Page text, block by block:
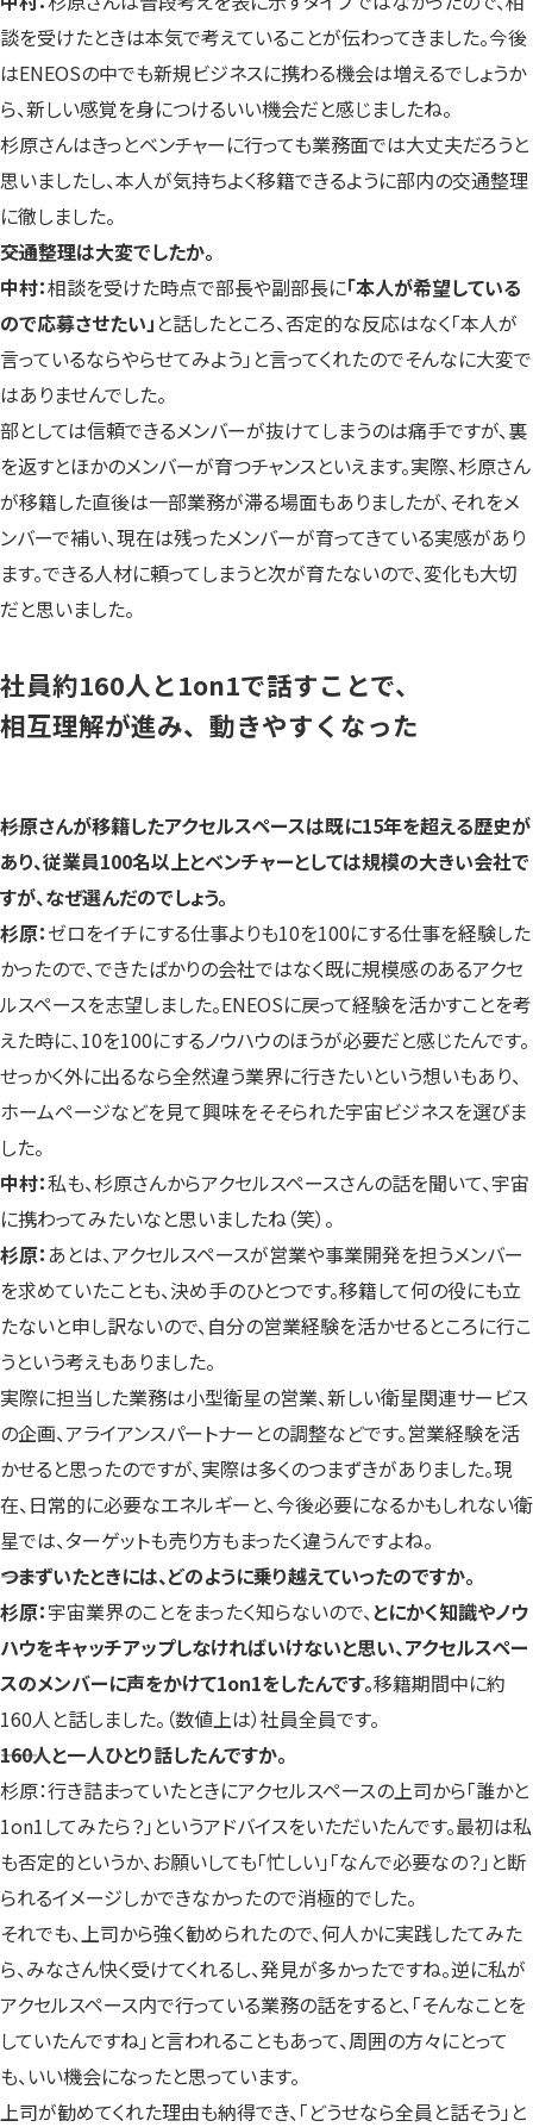
談を受けたときは本気で考えていることが伝わってきました。今後
はENEOSの中でも新規ビジネスに携わる機会は増えるでしょうか
ら、新しい感覚を身につけるいい機会だと感じましたね。
杉原さんはきっとベンチャーに行っても業務面では大丈夫だろうと
思いましたし、本人が気持ちよく移籍できるように部内の交通整理
に徹しました。
――交通整理は大変でしたか。
中村：相談を受けた時点で部長や副部長に「本人が希望している
ので応募させたい」 と話したところ、否定的な反応はなく「本人が
言っているならやらせてみよう」と言ってくれたのでそんなに大変で
はありませんでした。
部としては信頼できるメンバーが抜けてしまうのは痛手ですが、裏
を返すとほかのメンバーが育つチャンスといえます。実際、杉原さん
が移籍した直後は一部業務が滞る場面もありましたが、それをメ
ンバーで補い、現在は残ったメンバーが育ってきている実感があり
ます。できる人材に頼ってしまうと次が育たないので、変化も大切
だと思いました。
社員約160人と1on1で話すことで、
相互理解が進み、動きやすくなった
――杉原さんが移籍したアクセルスペースは既に15年を超える歴史が
あり、従業員100名以上とベンチャーとしては規模の大きい会社で
すが、なぜ選んだのでしょう。
杉原：ゼロをイチにする仕事よりも10を100にする仕事を経験した
かったので、できたばかりの会社ではなく既に規模感のあるアクセ
ルスペースを志望しました。ENEOSに戻って経験を活かすことを考
えた時に、10を100にするノウハウのほうが必要だと感じたんです。
せっかく外に出るなら全然違う業界に行きたいという想いもあり、
ホームページなどを見て興味をそそられた宇宙ビジネスを選びま
した。
中村：私も、杉原さんからアクセルスペースさんの話を聞いて、宇宙
に携わってみたいなと思いましたね（笑）。
杉原： あとは、アクセルスペースが営業や事業開発を担うメンバー
を求めていたことも、決め手のひとつです。移籍して何の役にも立
たないと申し訳ないので、自分の営業経験を活かせるところに行こ
うという考えもありました。
実際に担当した業務は小型衛星の営業、新しい衛星関連サービス
の企画、アライアンスパートナーとの調整などです。営業経験を活
かせると思ったのですが、実際は多くのつまずきがありました。現
在、日常的に必要なエネルギーと、今後必要になるかもしれない衛
星では、ターゲットも売り方もまったく違うんですよね。
――つまずいたときには、どのように乗り越えていったのですか。
杉原：宇宙業界のことをまったく知らないので、 とにかく知識やノウ
ハウをキャッチアップしなければいけないと思い、アクセルスペー
スのメンバーに声をかけて1on1をしたんです。移籍期間中に約
160人と話しました。（数値上は）社員全員です。
――160人と一人ひとり話したんですか。
杉原：行き詰まっていたときにアクセルスペースの上司から「誰かと
1on1してみたら？」というアドバイスをいただいたんです。最初は私
も否定的というか、お願いしても「忙しい」「なんで必要なの？」と断
られるイメージしかできなかったので消極的でした。
それでも、上司から強く勧められたので、何人かに実践したてみた
ら、みなさん快く受けてくれるし、発見が多かったですね。逆に私が
アクセルスペース内で行っている業務の話をすると、「そんなことを
していたんですね」と言われることもあって、周囲の方々にとって
も、いい機会になったと思っています。
上司が勧めてくれた理由も納得でき、「どうせなら全員と話そう」と